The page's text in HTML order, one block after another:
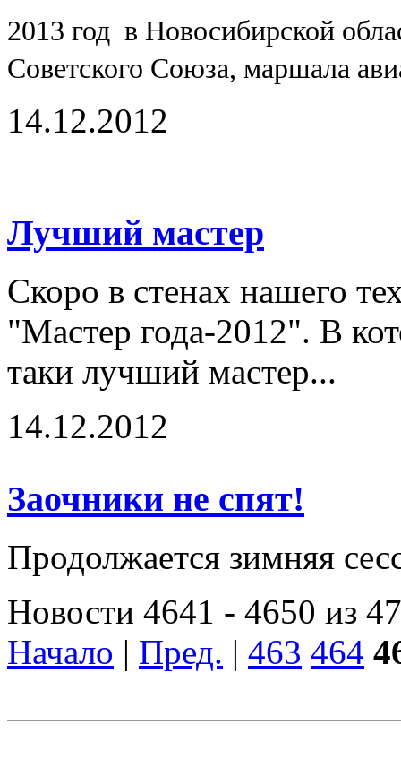
2013 год в Новосибирской
Советского Союза, маршала
14.12.2012
Лучший мастер
Скоро в стенах нашего
"Мастер года-2012". В
таки лучший мастер...
14.12.2012
Заочники не спят!
Продолжается зимняя
Новости 4641 - 4650 из
Начало | Пред. | 463 464